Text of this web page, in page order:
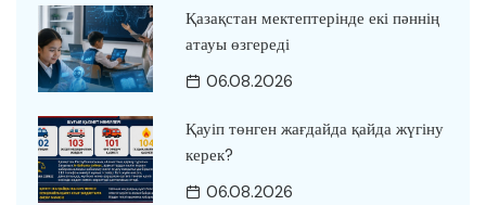
Қазақстан мектептерінде екі пәннің
атауы өзгереді
06.08.2026
Қауіп төнген жағдайда қайда жүгіну
керек?
06.08.2026